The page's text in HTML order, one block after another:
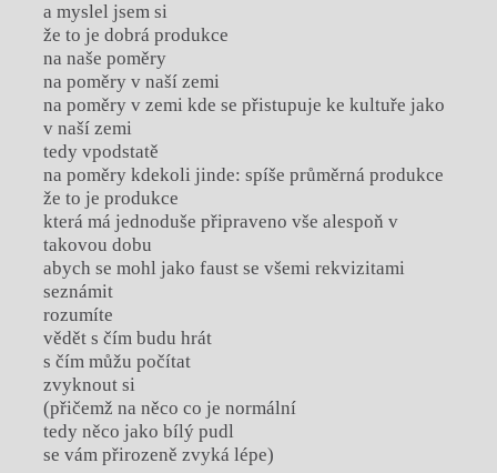
a myslel jsem si
že to je dobrá produkce
na naše poměry
na poměry v naší zemi
na poměry v zemi kde se přistupuje ke kultuře jako
v naší zemi
tedy vpodstatě
na poměry kdekoli jinde: spíše průměrná produkce
že to je produkce
která má jednoduše připraveno vše alespoň v
takovou dobu
abych se mohl jako faust se všemi rekvizitami
seznámit
rozumíte
vědět s čím budu hrát
s čím můžu počítat
zvyknout si
(přičemž na něco co je normální
tedy něco jako bílý pudl
se vám přirozeně zvyká lépe)